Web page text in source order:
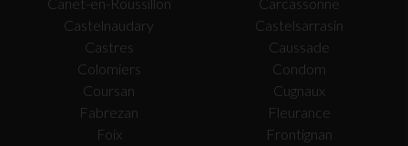
Castelnaudary
Castelsarrasin
Castres
Caussade
Colomiers
Condom
Coursan
Cugnaux
Fabrezan
Fleurance
Foix
Frontignan